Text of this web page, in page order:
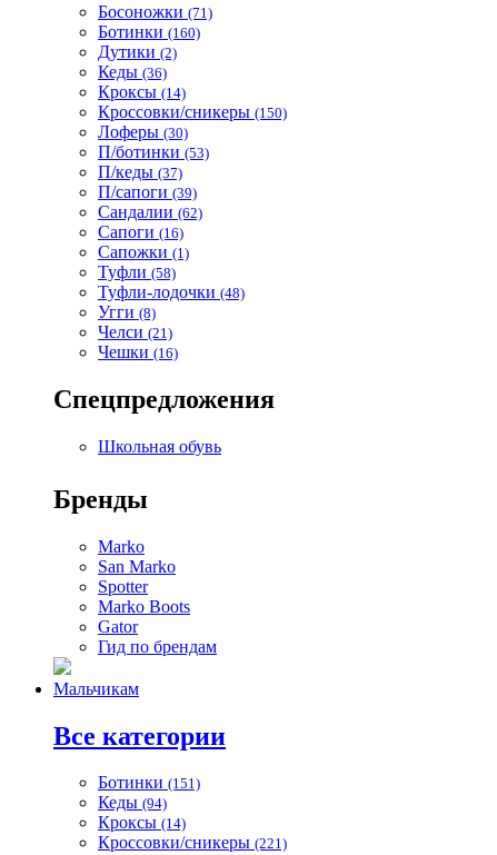
Босоножки (71)
Ботинки (160)
Дутики (2)
Кеды (36)
Кроксы (14)
Кроссовки/сникеры (150)
Лоферы (30)
П/ботинки (53)
П/кеды (37)
П/сапоги (39)
Сандалии (62)
Сапоги (16)
Сапожки (1)
Туфли (58)
Туфли-лодочки (48)
Угги (8)
Челси (21)
Чешки (16)
Спецпредложения
Школьная обувь
Бренды
Marko
San Marko
Spotter
Marko Boots
Gator
Гид по брендам
Мальчикам
Все категории
Ботинки (151)
Кеды (94)
Кроксы (14)
Кроссовки/сникеры (221)